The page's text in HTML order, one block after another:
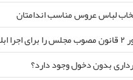
لباس عروس مناسب اندامتان
کرد
بدون دخول وجود دارد؟